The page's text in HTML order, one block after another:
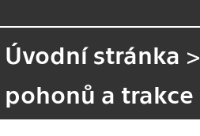
Úvodní stránka >
pohonů a trakce